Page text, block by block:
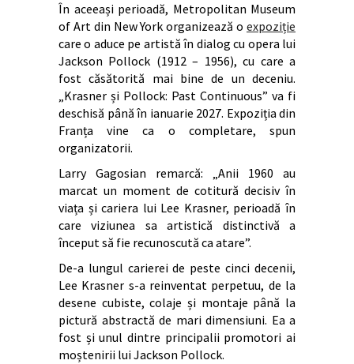
În aceeași perioadă, Metropolitan Museum
of Art din New York organizează o expoziție
care o aduce pe artistă în dialog cu opera lui
Jackson Pollock (1912 – 1956), cu care a
fost căsătorită mai bine de un deceniu.
„Krasner și Pollock: Past Continuous” va fi
deschisă până în ianuarie 2027. Expoziția din
Franța vine ca o completare, spun
organizatorii.
Larry Gagosian remarcă: „Anii 1960 au
marcat un moment de cotitură decisiv în
viața și cariera lui Lee Krasner, perioadă în
care viziunea sa artistică distinctivă a
început să fie recunoscută ca atare”.
De-a lungul carierei de peste cinci decenii,
Lee Krasner s-a reinventat perpetuu, de la
desene cubiste, colaje și montaje până la
pictură abstractă de mari dimensiuni. Ea a
fost și unul dintre principalii promotori ai
moștenirii lui Jackson Pollock.